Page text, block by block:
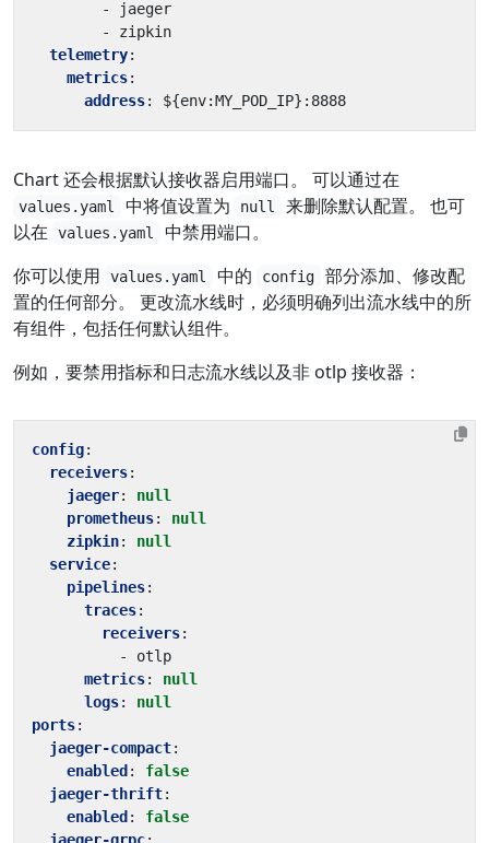
-
jaeger
- zipkin
telemetry:
metrics:
address: ${env:MY_POD_IP}:8888
Chart 还会根据默认接收器启用端口。 可以通过在
values.yaml 中将值设置为 null
来删除默认配置。 也可
以在
values.yaml
中禁用端口。
你可以使用
values.yaml 中的 config
部分添加、修改配
置的任何部分。 更改流水线时，必须明确列出流水线中的所
有组件，包括任何默认组件。
例如，要禁用指标和日志流水线以及非 otlp 接收器：
config:
receivers:
jaeger:
null
prometheus:
null
zipkin:
null
service:
pipelines:
traces:
receivers:
- otlp
metrics:
null
logs:
null
ports:
jaeger-compact:
enabled :
false
jaeger-thrift:
enabled :
false